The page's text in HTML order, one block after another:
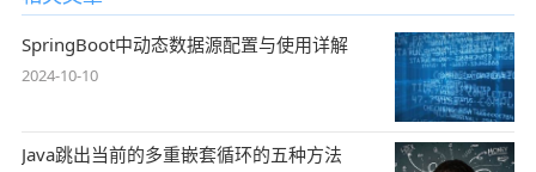
SpringBoot中动态数据源配置与使用详解
2024-10-10
Java跳出当前的多重嵌套循环的五种方法